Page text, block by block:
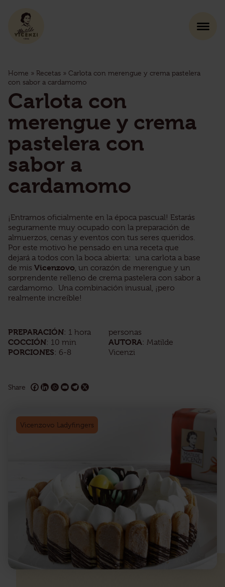
Home » Recetas » Carlota con merengue y crema pastelera
con sabor a cardamomo
Carlota con
merengue y crema
pastelera con
sabor a
cardamomo
¡Entramos oficialmente en la época pascual! Estarás
seguramente muy ocupado con la preparación de
almuerzos, cenas y eventos con tus seres queridos.
Por este motivo he pensado en una receta que
dejará a todos con la boca abierta: una carlota a base
de mis Vicenzovo, un corazón de merengue y un
sorprendente relleno de crema pastelera con sabor a
cardamomo. Una combinación inusual, ¡pero
realmente increíble!
PREPARACIÓN: 1 hora
COCCIÓN: 10 min
PORCIONES: 6-8
personas
AUTORA: Matilde
Vicenzi
Share
Vicenzovo Ladyfingers